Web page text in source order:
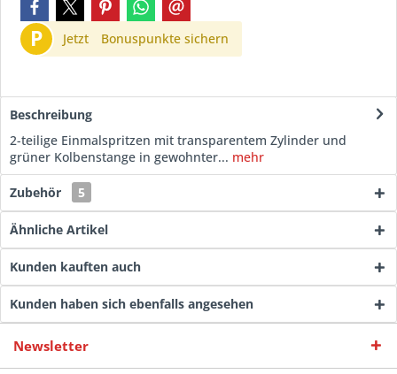
P Jetzt Bonuspunkte sichern
Beschreibung
2-teilige Einmalspritzen mit transparentem Zylinder und
grüner Kolbenstange in gewohnter... mehr
Zubehör 5
Ähnliche Artikel
Kunden kauften auch
Kunden haben sich ebenfalls angesehen
Newsletter